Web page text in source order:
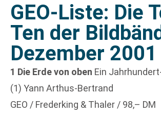
GEO-Liste: Die
Ten der
Dezember 2001
1 Die Erde von oben Ein
(1) Yann Arthus-Bertrand
GEO / Frederking & Thaler / 98,– DM